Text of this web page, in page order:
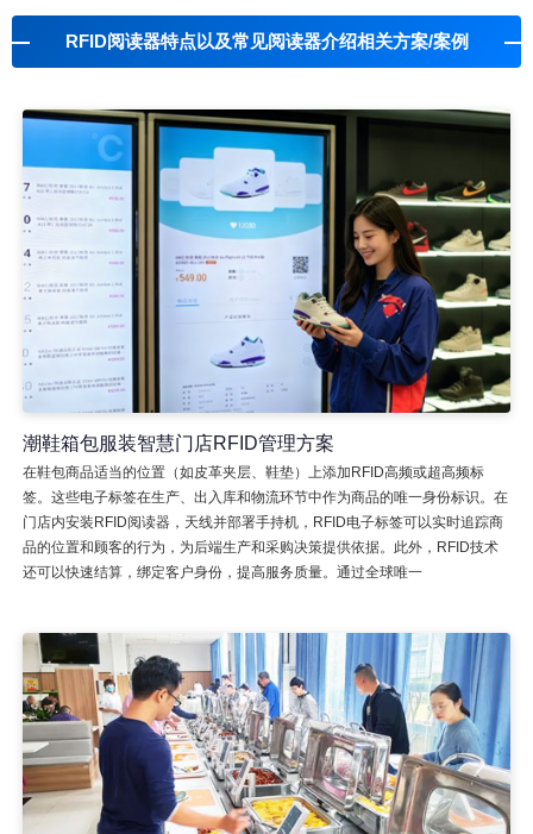
RFID阅读器特点以及常见阅读器介绍相关方案/案例
潮鞋箱包服装智慧门店RFID管理方案
在鞋包商品适当的位置（如皮革夹层、鞋垫）上添加RFID高频或超高频标
签。这些电子标签在生产、出入库和物流环节中作为商品的唯一身份标识。在
门店内安装RFID阅读器，天线并部署手持机，RFID电子标签可以实时追踪商
品的位置和顾客的行为，为后端生产和采购决策提供依据。此外，RFID技术
还可以快速结算，绑定客户身份，提高服务质量。通过全球唯一